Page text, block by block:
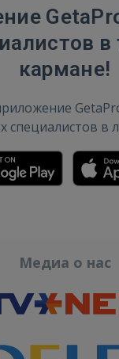
в
кармане!
специалистов в
Медиа о нас